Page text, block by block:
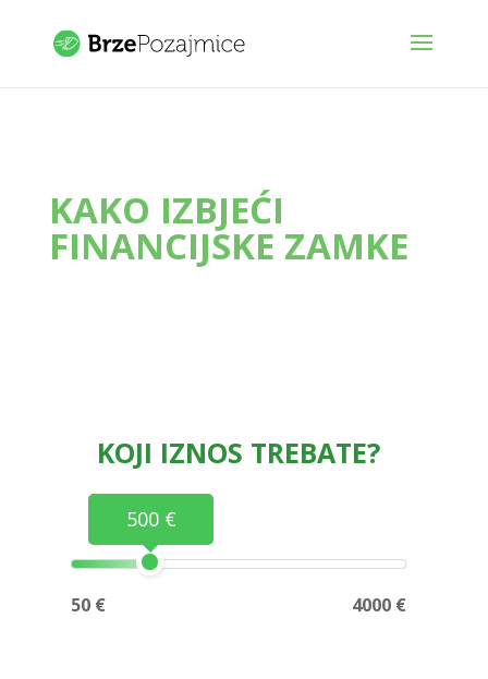
KAKO IZBJEĆI
FINANCIJSKE ZAMKE
KOJI IZNOS TREBATE?
500 €
50 € 4000 €